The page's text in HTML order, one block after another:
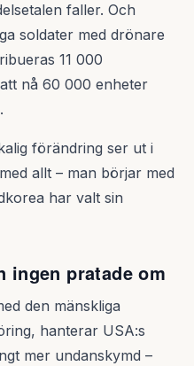
faller. Och
soldater med drönare
11 000
nå 60 000 enheter
förändring ser ut i
allt – man börjar med
har valt sin
ingen pratade om
den mänskliga
hanterar USA:s
mer undanskymd –